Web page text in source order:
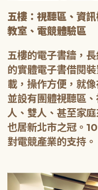
五樓：視聽區、資
教室、電競體驗區
五樓的電子書牆，
的實體電子書借閱
載，操作方便，就
並設有團體視聽區
人、雙人、甚至家
也居新北市之冠。
對電競產業的支持。